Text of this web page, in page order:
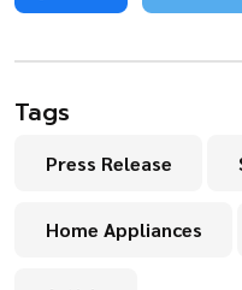
Tags
Press Release
Home Appliances